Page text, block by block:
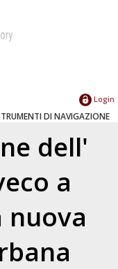
Login
DI NAVIGAZIONE
dell'
a
nuova